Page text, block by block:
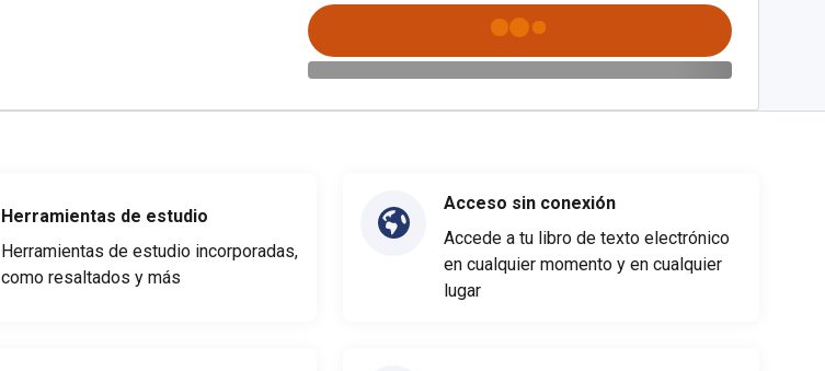
Herramientas de estudio
Herramientas de estudio incorporadas,
como resaltados y más
Acceso sin conexión
Accede a tu libro de texto electrónico
en cualquier momento y en cualquier
lugar